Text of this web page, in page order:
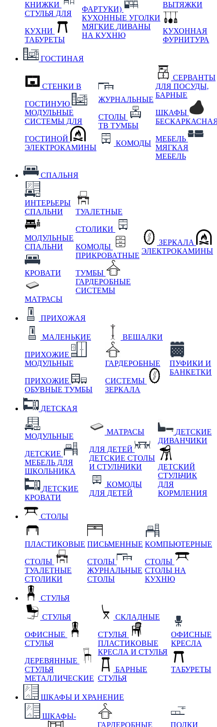
КНИЖКИ
СТУЛЬЯ ДЛЯ
КУХНИ
ТАБУРЕТЫ
ФАРТУКИ)
КУХОННЫЕ УГОЛКИ
МЯГКИЕ ДИВАНЫ
НА КУХНЮ
ВЫТЯЖКИ
КУХОННАЯ
ФУРНИТУРА
ГОСТИНАЯ
СТЕНКИ В
ГОСТИНУЮ
МОДУЛЬНЫЕ
СИСТЕМЫ ДЛЯ
ГОСТИНОЙ
ЭЛЕКТРОКАМИНЫ
ЖУРНАЛЬНЫЕ
СТОЛЫ
ТВ ТУМБЫ
КОМОДЫ
СЕРВАНТЫ
ДЛЯ ПОСУДЫ,
БАРНЫЕ
ШКАФЫ
МЕБЕЛЬ
МЯГКАЯ
МЕБЕЛЬ
СПАЛЬНЯ
ИНТЕРЬЕРЫ
СПАЛЬНИ
МОДУЛЬНЫЕ
СПАЛЬНИ
КРОВАТИ
МАТРАСЫ
ТУАЛЕТНЫЕ
СТОЛИКИ
КОМОДЫ
ПРИКРОВАТНЫЕ
ТУМБЫ
ГАРДЕРОБНЫЕ
СИСТЕМЫ
ЗЕРКАЛА
ЭЛЕКТРОКАМИНЫ
ПРИХОЖАЯ
МАЛЕНЬКИЕ
ПРИХОЖИЕ
МОДУЛЬНЫЕ
ПРИХОЖИЕ
ОБУВНЫЕ ТУМБЫ
ВЕШАЛКИ
ГАРДЕРОБНЫЕ
СИСТЕМЫ
ЗЕРКАЛА
ПУФИКИ И
БАНКЕТКИ
ДЕТСКАЯ
МОДУЛЬНЫЕ
ДЕТСКИЕ
МЕБЕЛЬ ДЛЯ
ШКОЛЬНИКА
ДЕТСКИЕ
КРОВАТИ
МАТРАСЫ
ДЛЯ ДЕТЕЙ
ДЕТСКИЕ СТОЛЫ
И СТУЛЬЧИКИ
КОМОДЫ
ДЛЯ ДЕТЕЙ
ДЕТСКИЕ
ДИВАНЧИКИ
ДЕТСКИЙ
СТУЛЬЧИК
ДЛЯ
КОРМЛЕНИЯ
СТОЛЫ
ПЛАСТИКОВЫЕ
СТОЛЫ
ТУАЛЕТНЫЕ
СТОЛИКИ
ПИСЬМЕННЫЕ
СТОЛЫ
ЖУРНАЛЬНЫЕ
СТОЛЫ
КОМПЬЮТЕРНЫЕ
СТОЛЫ
СТОЛЫ НА
КУХНЮ
СТУЛЬЯ
СТУЛЬЯ
ОФИСНЫЕ
СТУЛЬЯ
ДЕРЕВЯННЫЕ
СТУЛЬЯ
МЕТАЛЛИЧЕСКИЕ
СКЛАДНЫЕ
СТУЛЬЯ
ПЛАСТИКОВЫЕ
КРЕСЛА И СТУЛЬЯ
БАРНЫЕ
СТУЛЬЯ
ОФИСНЫЕ
КРЕСЛА
ТАБУРЕТЫ
ШКАФЫ И ХРАНЕНИЕ
ШКАФЫ-
ГАРДЕРОБНЫЕ
ПОЛКИ